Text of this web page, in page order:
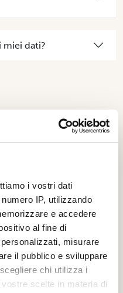
i vostri dati
IP, utilizzando
e accedere
al fine di
misurare
il pubblico e sviluppare
chi utilizza i
scelte in materia di
miei dati?
Contattaci.